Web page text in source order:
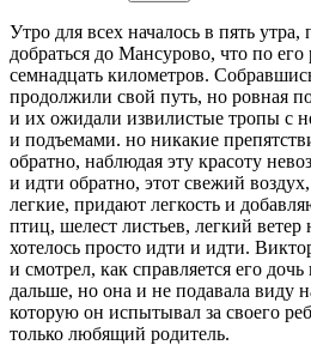
Утро для всех началось в пять
добраться до Мансурово, что по его
семнадцать километров.
продолжили свой путь, но ровная
и их ожидали извилистые тропы с
и подъемами. но никакие
обратно, наблюдая эту красоту
и идти обратно, этот свежий
легкие, придают легкость и
птиц, шелест листьев, легкий
хотелось просто идти и идти.
и смотрел, как справляется его
дальше, но она и не подавала виду
которую он испытывал за своего
только любящий родитель.